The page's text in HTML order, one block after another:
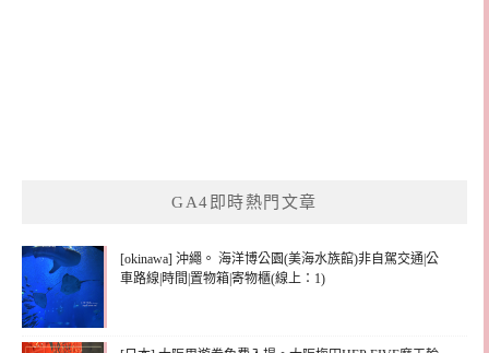
GA4即時熱門文章
[okinawa] 沖繩。 海洋博公園(美海水族館)非自駕交通|公
車路線|時間|置物箱|寄物櫃(線上：1)